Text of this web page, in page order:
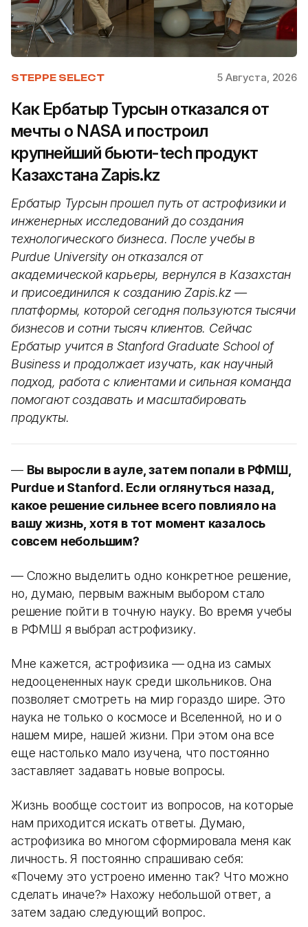
STEPPE SELECT 5 Августа, 2026
Как Ербатыр Турсын отказался от
мечты о NASA и построил
крупнейший бьюти-tech продукт
Казахстана Zapis.kz
Ербатыр Турсын прошел путь от астрофизики и
инженерных исследований до создания
технологического бизнеса. После учебы в
Purdue University он отказался от
академической карьеры, вернулся в Казахстан
и присоединился к созданию Zapis.kz —
платформы, которой сегодня пользуются тысячи
бизнесов и сотни тысяч клиентов. Сейчас
Ербатыр учится в Stanford Graduate School of
Business и продолжает изучать, как научный
подход, работа с клиентами и сильная команда
помогают создавать и масштабировать
продукты.
— Вы выросли в ауле, затем попали в РФМШ,
Purdue и Stanford. Если оглянуться назад,
какое решение сильнее всего повлияло на
вашу жизнь, хотя в тот момент казалось
совсем небольшим?
— Сложно выделить одно конкретное решение,
но, думаю, первым важным выбором стало
решение пойти в точную науку. Во время учебы
в РФМШ я выбрал астрофизику.
Мне кажется, астрофизика — одна из самых
недооцененных наук среди школьников. Она
позволяет смотреть на мир гораздо шире. Это
наука не только о космосе и Вселенной, но и о
нашем мире, нашей жизни. При этом она все
еще настолько мало изучена, что постоянно
заставляет задавать новые вопросы.
Жизнь вообще состоит из вопросов, на которые
нам приходится искать ответы. Думаю,
астрофизика во многом сформировала меня как
личность. Я постоянно спрашиваю себя:
«Почему это устроено именно так? Что можно
сделать иначе?» Нахожу небольшой ответ, а
затем задаю следующий вопрос.